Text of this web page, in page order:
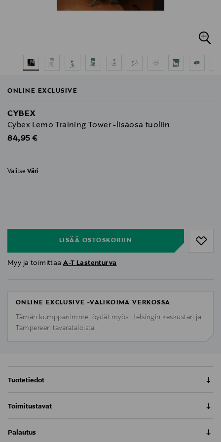
ONLINE EXCLUSIVE
CYBEX
Cybex Lemo Training Tower -lisäosa tuoliin
Original Price
84,95 €
Valitse Väri
LISÄÄ OSTOSKORIIN
Myy ja toimittaaA-T Lastenturva
ONLINE EXCLUSIVE -VALIKOIMA VERKOSSA
Tämän kumppanimme löydät myös Helsingin keskustan ja
Tampereen tavarataloista.
Tuotetiedot
Cybex Lemo Learning Tower -lisäosan avulla taapero
mukaan perheen yhteisiin askareisiin. Learning Tower
Toimitustavat
0,00 € – 4,90 €
Palautus